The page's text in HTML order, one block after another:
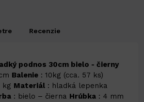
Recenzie
podnos 30cm bielo - čierny
Balenie : 10kg (cca. 57 ks)
kg Materiál : hladká lepenka
: bielo – čierna Hrúbka : 4 mm